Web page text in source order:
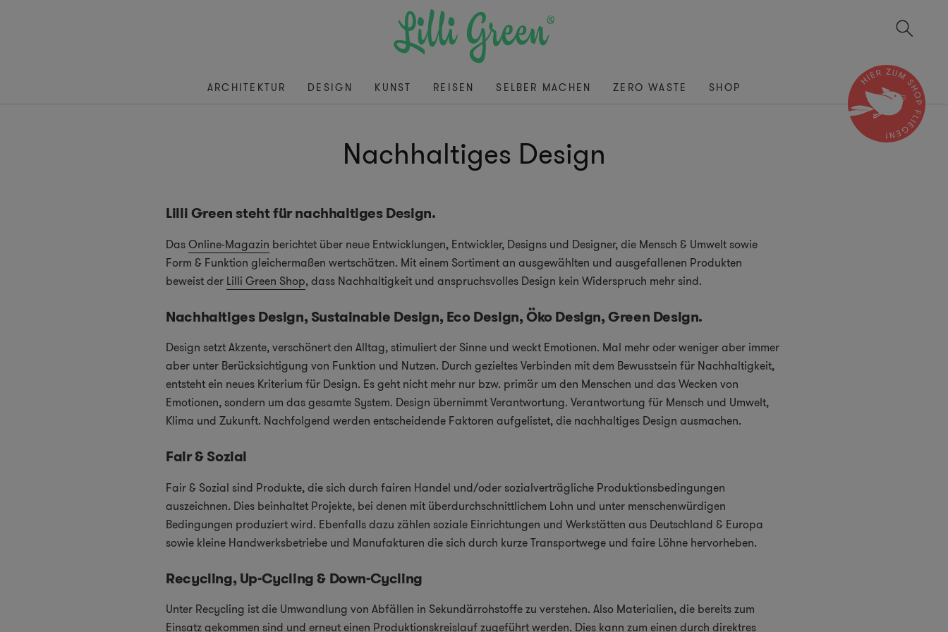
ARCHITEKTUR DESIGN KUNST REISEN SELBER MACHEN ZERO WASTE SHOP
Nachhaltiges Design
Lilli Green steht für nachhaltiges Design.
DasOnline-Magazin berichtet über neue Entwicklungen, Entwickler, Designs und Designer, die Mensch & Umwelt sowie
Form & Funktion gleichermaßen wertschätzen. Mit einem Sortiment an ausgewählten und ausgefallenen Produkten
beweist der Lilli Green Shop, dass Nachhaltigkeit und anspruchsvolles Design kein Widerspruch mehr sind.
Nachhaltiges Design, Sustainable Design, Eco Design, Öko Design, Green Design.
Design setzt Akzente, verschönert den Alltag, stimuliert der Sinne und weckt Emotionen. Mal mehr oder weniger aber immer
aber unter Berücksichtigung von Funktion und Nutzen. Durch gezieltes Verbinden mit dem Bewusstsein für Nachhaltigkeit,
entsteht ein neues Kriterium für Design. Es geht nicht mehr nur bzw. primär um den Menschen und das Wecken von
Emotionen, sondern um das gesamte System. Design übernimmt Verantwortung. Verantwortung für Mensch und Umwelt,
Klima und Zukunft. Nachfolgend werden entscheidende Faktoren aufgelistet, die nachhaltiges Design ausmachen.
Fair & Sozial
Fair & Sozial sind Produkte, die sich durch fairen Handel und/oder sozialverträgliche Produktionsbedingungen
auszeichnen. Dies beinhaltet Projekte, bei denen mit überdurchschnittlichem Lohn und unter menschenwürdigen
Bedingungen produziert wird. Ebenfalls dazu zählen soziale Einrichtungen und Werkstätten aus Deutschland & Europa
sowie kleine Handwerksbetriebe und Manufakturen die sich durch kurze Transportwege und faire Löhne hervorheben.
Recycling, Up-Cycling & Down-Cycling
Unter Recycling ist die Umwandlung von Abfällen in Sekundärrohstoffe zu verstehen. Also Materialien, die bereits zum
Einsatz gekommen sind und erneut einen Produktionskreislauf zugeführt werden. Dies kann zum einen durch direktres